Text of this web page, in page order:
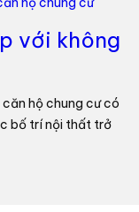
với không
hộ chung cư có
bố trí nội thất trở